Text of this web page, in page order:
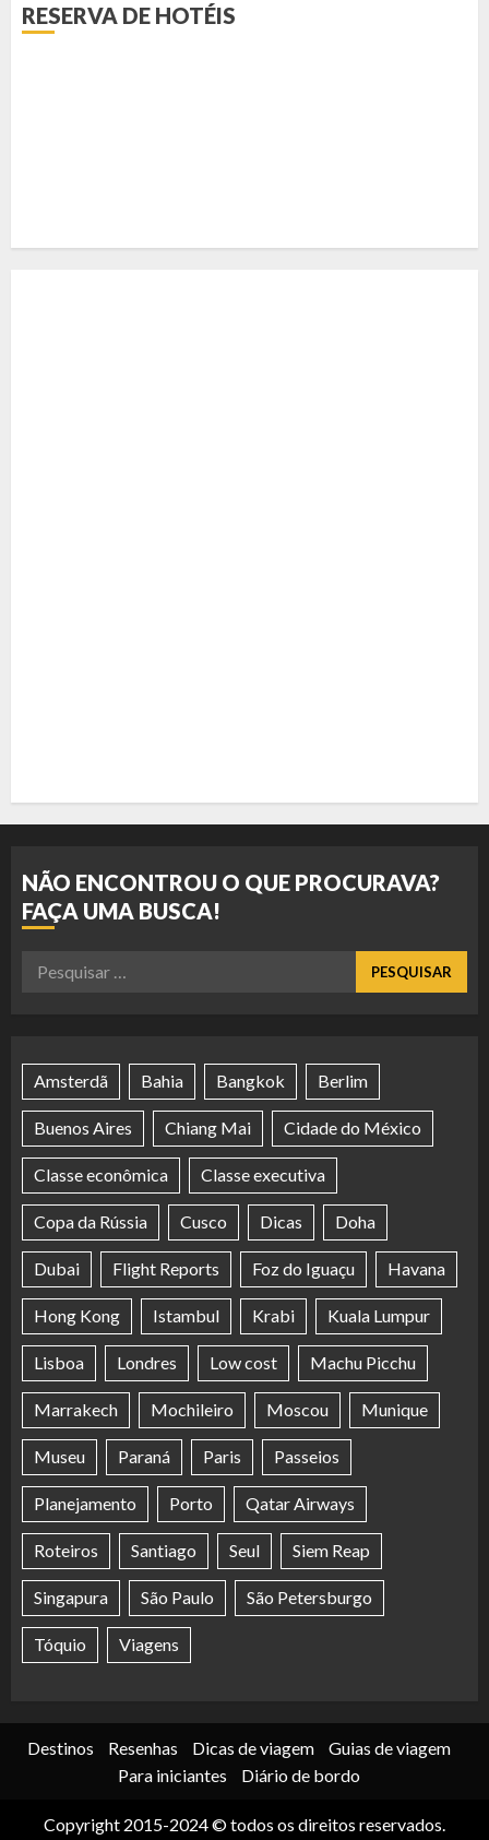
RESERVA DE HOTÉIS
NÃO ENCONTROU O QUE PROCURAVA?
FAÇA UMA BUSCA!
Pesquisar
Amsterdã Bahia Bangkok Berlim
Buenos Aires Chiang Mai Cidade do México
Classe econômica Classe executiva
Copa da Rússia Cusco Dicas Doha
Dubai Flight Reports Foz do Iguaçu Havana
Hong Kong Istambul Krabi Kuala Lumpur
Lisboa Londres Low cost Machu Picchu
Marrakech Mochileiro Moscou Munique
Museu Paraná Paris Passeios
Planejamento Porto Qatar Airways
Roteiros Santiago Seul Siem Reap
Singapura São Paulo São Petersburgo
Tóquio Viagens
Destinos Resenhas Dicas de viagem
Guias de viagem
Para iniciantes
Diário de bordo
Copyright 2015-2024 © todos os direitos reservados.